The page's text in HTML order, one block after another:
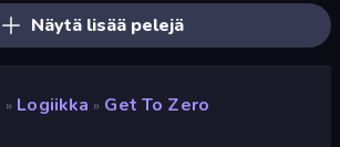
Näytä lisää pelejä
» Logiikka » Get To Zero